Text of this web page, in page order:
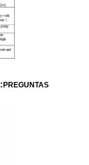
:PREGUNTAS